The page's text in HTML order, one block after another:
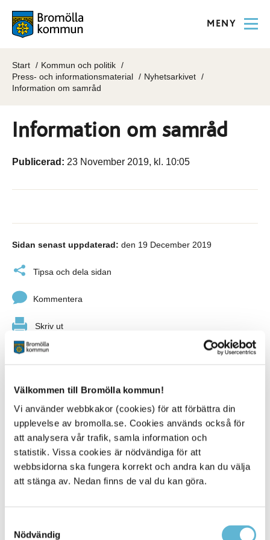
Välkommen till Bromölla kommun!
Vi använder webbkakor (cookies) för att förbättra din
upplevelse av bromolla.se. Cookies används också för
att analysera vår trafik, samla information och
statistik. Vissa cookies är nödvändiga för att
webbsidorna ska fungera korrekt och andra kan du välja
att stänga av. Nedan finns de val du kan göra.
Nödvändig
MENY
Start
Kommun och politik
Press- och informationsmaterial
Nyhetsarkivet
Information om samråd
Information om samråd
Publicerad: 23 November 2019, kl. 10:05
Sidan senast uppdaterad: den 19 December 2019
Tipsa och dela sidan
Kommentera
Skriv ut
KONTAKT
Besöksadress
Box 18, 295 21 Bromölla